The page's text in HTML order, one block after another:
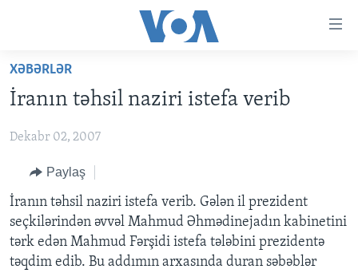
Skip
main
Skip
Navigation
Skip
to
Search
AMERIKA İCMALI
DÜNYAYA BAXIŞ
FAKTLAR NƏ DEYIR?
AZƏRBAYCAN
DÜNYA
UKRAYNA BÖHRANI
İSRAIL-HƏMAS MÜNAQIŞƏSI
ABŞ
ABŞ SEÇKILƏRI 2024
İRAN AZƏRBAYCANI
VIDEOLAR
XƏBƏRLƏR
İranın təhsil naziri istefa verib
Dekabr 02, 2007
Paylaş
İranın təhsil naziri istefa verib. Gələn il prezident
seçkilərindən əvvəl Mahmud Əhmədinejadın kabinetini
tərk edən Mahmud Fərşidi istefa tələbini prezidentə
təqdim edib. Bu addımın arxasında duran səbəblər